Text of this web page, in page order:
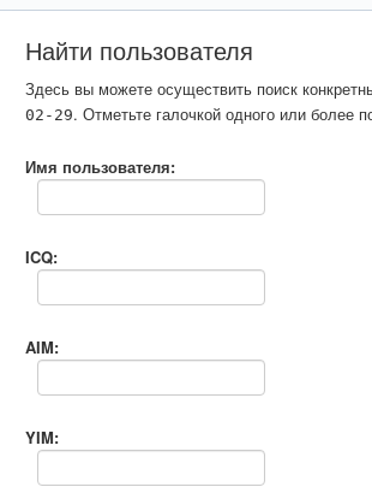
Найти пользователя
Здесь вы можете осуществить поиск
02-29. Отметьте галочкой одного или более
Имя пользователя:
ICQ:
AIM:
YIM: